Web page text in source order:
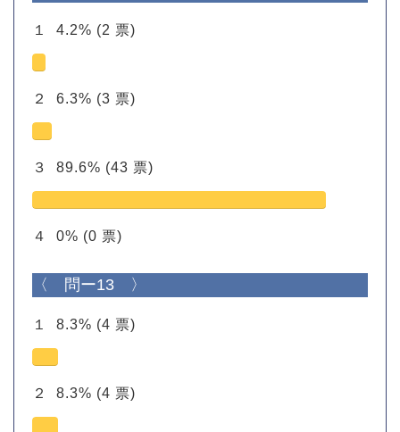
１ 4.2% (2 票)
２ 6.3% (3 票)
３ 89.6% (43 票)
４ 0% (0 票)
〈 問ー13 〉
１ 8.3% (4 票)
２ 8.3% (4 票)